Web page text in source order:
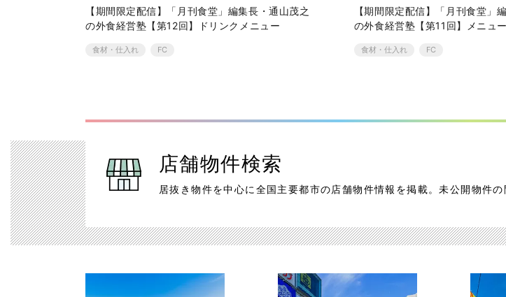
【期間限定配信】「月刊食堂」編集長・通山茂之
の外食経営塾【第12回】ドリンクメニュー
食材・仕入れ FC
【期間限定配信】「月刊食堂」
の外食経営塾【第11回】メニ
食材・仕入れ FC
店舗物件検索
居抜き物件を中心に全国主要都市の店舗物件情報を掲載。未公開物件